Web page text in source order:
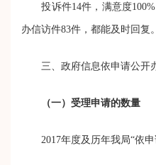
投诉件14件，满意度100%
办信访件83件，都能及时回复。
三、政府信息依申请公开
（一）受理申请的数量
2017年度及历年我局“依申